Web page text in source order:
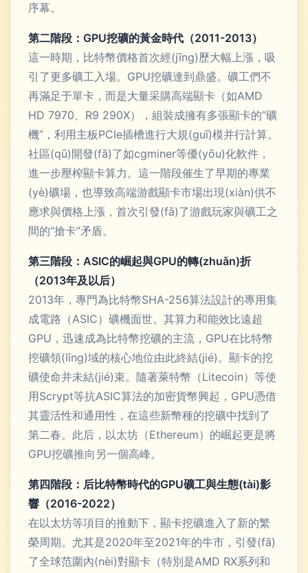
序幕。
第二階段：GPU挖礦的黃金時代（2011-2013）
這一時期，比特幣價格首次經(jīng)歷大幅上漲，吸
引了更多礦工入場。GPU挖礦達到鼎盛。礦工們不
再滿足于單卡，而是大量采購高端顯卡（如AMD
HD 7970、R9 290X），組裝成擁有多張顯卡的“礦
機”，利用主板PCIe插槽進行大規(guī)模并行計算。
社區(qū)開發(fā)了如cgminer等優(yōu)化軟件，
進一步壓榨顯卡算力。這一階段催生了早期的專業
(yè)礦場，也導致高端游戲顯卡市場出現(xiàn)供不
應求與價格上漲，首次引發(fā)了游戲玩家與礦工之
間的“搶卡”矛盾。
第三階段：ASIC的崛起與GPU的轉(zhuǎn)折
（2013年及以后）
2013年，專門為比特幣SHA-256算法設計的專用集
成電路（ASIC）礦機面世。其算力和能效比遠超
GPU，迅速成為比特幣挖礦的主流，GPU在比特幣
挖礦領(lǐng)域的核心地位由此終結(jié)。顯卡的挖
礦使命并未結(jié)束。隨著萊特幣（Litecoin）等使
用Scrypt等抗ASIC算法的加密貨幣興起，GPU憑借
其靈活性和通用性，在這些新幣種的挖礦中找到了
第二春。此后，以太坊（Ethereum）的崛起更是將
GPU挖礦推向另一個高峰。
第四階段：后比特幣時代的GPU礦工與生態(tài)影
響（2016-2022）
在以太坊等項目的推動下，顯卡挖礦進入了新的繁
榮周期。尤其是2020年至2021年的牛市，引發(fā)
了全球范圍內(nèi)對顯卡（特別是AMD RX系列和